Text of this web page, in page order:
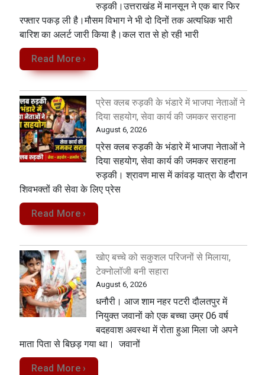
रुड़की।उत्तराखंड में मानसून ने एक बार फिर
रफ्तार पकड़ ली है।मौसम विभाग ने भी दो दिनों तक अत्यधिक भारी
बारिश का अलर्ट जारी किया है।कल रात से हो रही भारी
Read More ›
प्रेस क्लब रुड़की के भंडारे में भाजपा नेताओं ने
दिया सहयोग, सेवा कार्य की जमकर सराहना
August 6, 2026
प्रेस क्लब रुड़की के भंडारे में भाजपा नेताओं ने
दिया सहयोग, सेवा कार्य की जमकर सराहना
रुड़की। श्रावण मास में कांवड़ यात्रा के दौरान
शिवभक्तों की सेवा के लिए प्रेस
Read More ›
खोए बच्चे को सकुशल परिजनों से मिलाया,
टेक्नोलॉजी बनी सहारा
August 6, 2026
धनौरी। आज शाम नहर पटरी दौलतपुर में
नियुक्त जवानों को एक बच्चा उम्र 06 वर्ष
बदहवाश अवस्था में रोता हुआ मिला जो अपने
माता पिता से बिछड़ गया था। जवानों
Read More ›